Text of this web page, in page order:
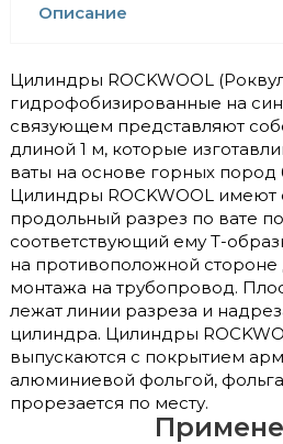
Описание
Цилиндры ROCKWOOL
гидрофобизированные на
связующем представляют
длиной 1 м, которые
ваты на основе горных пород
Цилиндры ROCKWOOL
продольный разрез по вате
соответствующий ему Т-
на противоположной стороне
монтажа на трубопровод.
лежат линии разреза и
цилиндра. Цилиндры
выпускаются с покрытием
алюминиевой фольгой,
прорезается по месту.